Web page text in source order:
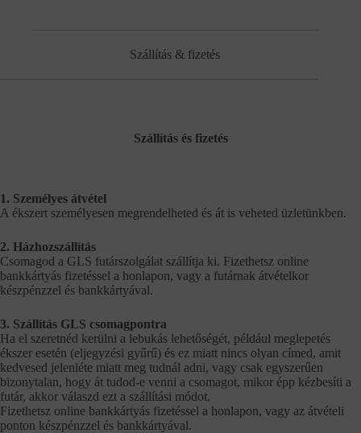
Szállítás & fizetés
Szállítás és fizetés
1. Személyes átvétel
A ékszert személyesen megrendelheted és át is veheted üzletünkben.
2. Házhozszállítás
Csomagod a GLS futárszolgálat szállítja ki. Fizethetsz online
bankkártyás fizetéssel a honlapon, vagy a futárnak átvételkor
készpénzzel és bankkártyával.
3. Szállítás GLS csomagpontra
Ha el szeretnéd kerülni a lebukás lehetőségét, például meglepetés
ékszer esetén (eljegyzési gyűrű) és ez miatt nincs olyan címed, amit
kedvesed jelenléte miatt meg tudnál adni, vagy csak egyszerűen
bizonytalan, hogy át tudod-e venni a csomagot, mikor épp kézbesíti a
futár, akkor válaszd ezt a szállítási módot.
Fizethetsz online bankkártyás fizetéssel a honlapon, vagy az átvételi
ponton készpénzzel és bankkártyával.